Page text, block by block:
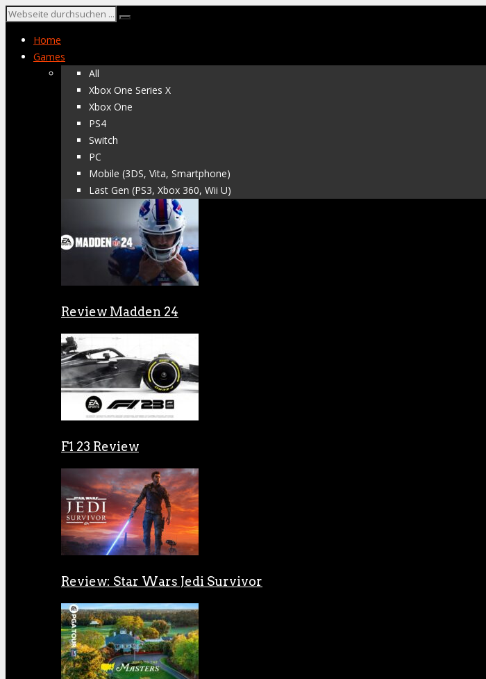
Home
Games
All
Xbox One Series X
Xbox One
PS4
Switch
PC
Mobile (3DS, Vita, Smartphone)
Last Gen (PS3, Xbox 360, Wii U)
Review Madden 24
F1 23 Review
Review: Star Wars Jedi Survivor